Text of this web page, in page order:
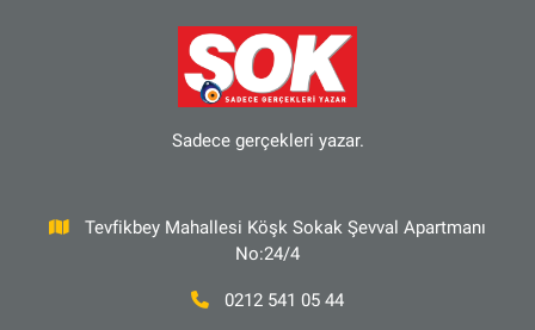
Sadece gerçekleri yazar.
Tevfikbey Mahallesi Köşk Sokak Şevval Apartmanı
No:24/4
0212 541 05 44